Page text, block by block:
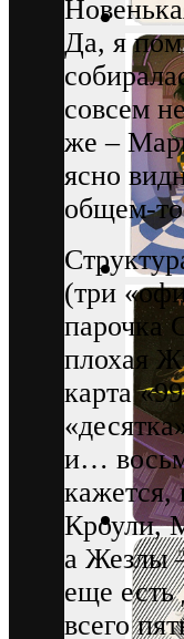
Да, я
совсем
же –
ясно
общем-
(три
парочка
плохая
карта
и…
кажется,
Кроули,
а Жезлы
еще есть
всего